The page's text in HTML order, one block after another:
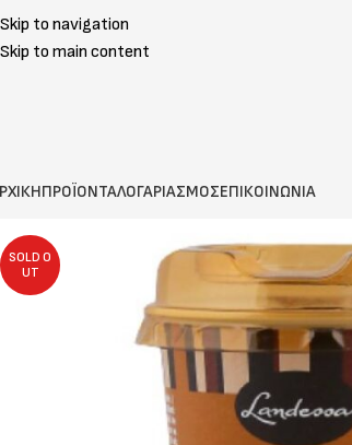
Skip to navigation
Skip to main content
ΠΡΟΪΟΝΤΑΛΟΓΑΡΙΑΣΜΟΣΕΠΙΚΟΙΝΩΝΙΑ
SOLD O
UT